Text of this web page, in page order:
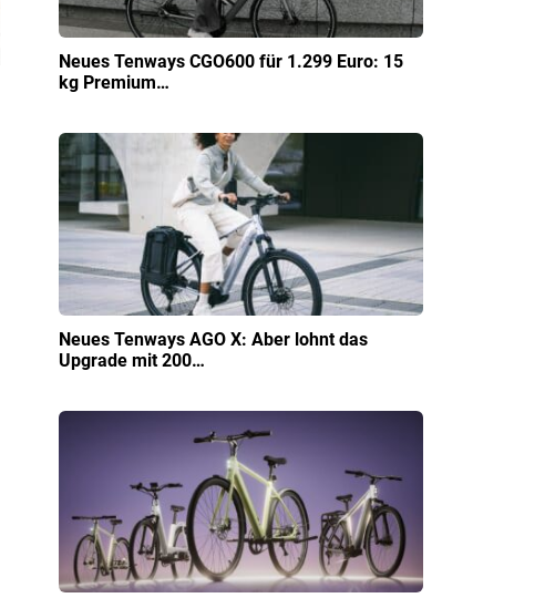
Neues Tenways CGO600 für 1.299 Euro: 15
kg Premium…
Neues Tenways AGO X: Aber lohnt das
Upgrade mit 200…